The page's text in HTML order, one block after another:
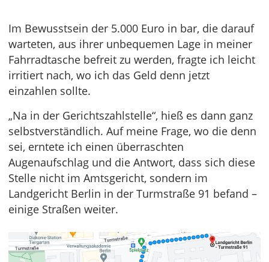
Im Bewusstsein der 5.000 Euro in bar, die darauf
warteten, aus ihrer unbequemen Lage in meiner
Fahrradtasche befreit zu werden, fragte ich leicht
irritiert nach, wo ich das Geld denn jetzt
einzahlen sollte.
„Na in der Gerichtszahlstelle“, hieß es dann ganz
selbstverständlich. Auf meine Frage, wo die denn
sei, erntete ich einen überraschten
Augenaufschlag und die Antwort, dass sich diese
Stelle nicht im Amtsgericht, sondern im
Landgericht Berlin in der Turmstraße 91 befand –
einige Straßen weiter.